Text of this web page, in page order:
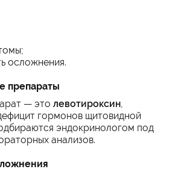
осложнения.
препараты
— это левотироксин,
гормонов щитовидной
эндокринологом под
анализов.